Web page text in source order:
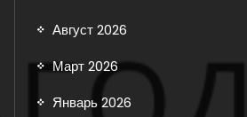
Август 2026
Март 2026
Январь 2026